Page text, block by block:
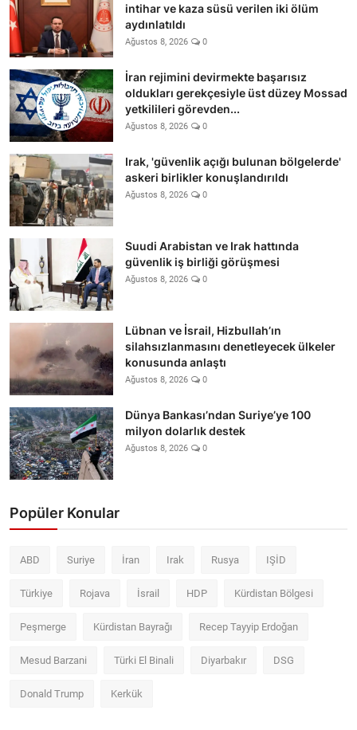
intihar ve kaza süsü verilen iki ölüm
aydınlatıldı
Ağustos 8, 2026 0
İran rejimini devirmekte başarısız
oldukları gerekçesiyle üst düzey Mossad
yetkilileri görevden...
Ağustos 8, 2026 0
Irak, 'güvenlik açığı bulunan bölgelerde'
askeri birlikler konuşlandırıldı
Ağustos 8, 2026 0
Suudi Arabistan ve Irak hattında
güvenlik iş birliği görüşmesi
Ağustos 8, 2026 0
Lübnan ve İsrail, Hizbullah’ın
silahsızlanmasını denetleyecek ülkeler
konusunda anlaştı
Ağustos 8, 2026 0
Dünya Bankası’ndan Suriye’ye 100
milyon dolarlık destek
Ağustos 8, 2026 0
Popüler Konular
ABD Suriye İran Irak Rusya IŞİD
Türkiye Rojava İsrail HDP Kürdistan Bölgesi
Peşmerge Kürdistan Bayrağı Recep Tayyip Erdoğan
Mesud Barzani Türki El Binali Diyarbakır DSG
Donald Trump Kerkük